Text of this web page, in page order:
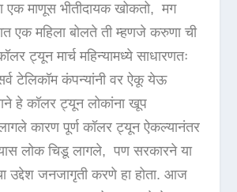
एक माणूस भीतीदायक खोकतो, मग
एक महिला बोलते ती म्हणजे करुणा ची
ट्यून मार्च महिन्यामध्ये साधारणतः
टेलिकॉम कंपन्यांनी वर ऐकू येऊ
हे कॉलर ट्यून लोकांना खूप
कारण पूर्ण कॉलर ट्यून ऐकल्यानंतर
लोक चिडू लागले, पण सरकारने या
उद्देश जनजागृती करणे हा होता. आज